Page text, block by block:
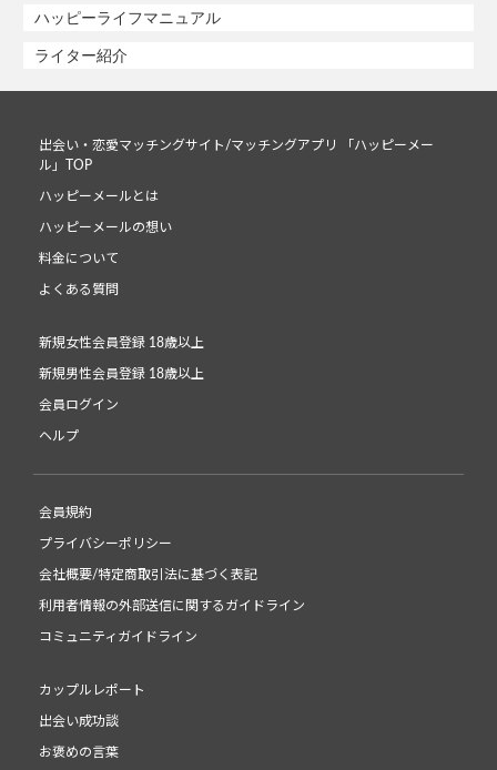
ハッピーライフマニュアル
ライター紹介
出会い・恋愛マッチングサイト/マッチングアプリ 「ハッピーメー
ル」TOP
ハッピーメールとは
ハッピーメールの想い
料金について
よくある質問
新規女性会員登録 18歳以上
新規男性会員登録 18歳以上
会員ログイン
ヘルプ
会員規約
プライバシーポリシー
会社概要/特定商取引法に基づく表記
利用者情報の外部送信に関するガイドライン
コミュニティガイドライン
カップルレポート
出会い成功談
お褒めの言葉